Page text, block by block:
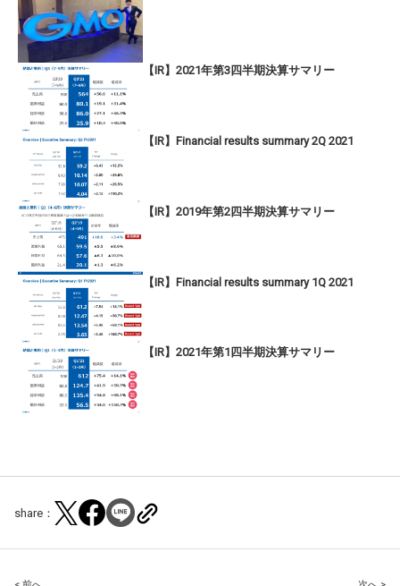
【IR】2021年第3四半期決算サマリー
【IR】Financial results summary 2Q 2021
【IR】2019年第2四半期決算サマリー
【IR】Financial results summary 1Q 2021
【IR】2021年第1四半期決算サマリー
share：